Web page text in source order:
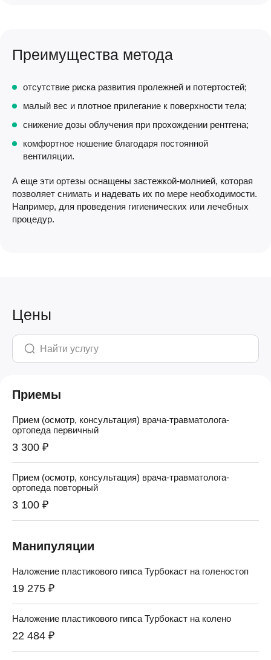
Преимущества метода
отсутствие риска развития пролежней и потертостей;
малый вес и плотное прилегание к поверхности тела;
снижение дозы облучения при прохождении рентгена;
комфортное ношение благодаря постоянной
вентиляции.
А еще эти ортезы оснащены застежкой-молнией, которая
позволяет снимать и надевать их по мере необходимости.
Например, для проведения гигиенических или лечебных
процедур.
Цены
Приемы
Прием (осмотр, консультация) врача-травматолога-
ортопеда первичный
3 300 ₽
Прием (осмотр, консультация) врача-травматолога-
ортопеда повторный
3 100 ₽
Манипуляции
Наложение пластикового гипса Турбокаст на голеностоп
19 275 ₽
Наложение пластикового гипса Турбокаст на колено
22 484 ₽